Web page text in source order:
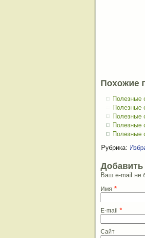
Похожие
Полезные
Полезные
Полезные
Полезные
Полезные
Рубрика:
Ваш e-mail не
Имя *
E-mail *
Сайт